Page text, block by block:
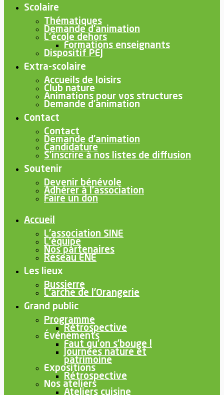
Scolaire
Thématiques
Demande d’animation
L’école dehors
Formations enseignants
Dispositif PEJ
Extra-scolaire
Accueils de loisirs
Club nature
Animations pour vos structures
Demande d’animation
Contact
Contact
Demande d’animation
Candidature
S’inscrire à nos listes de diffusion
Soutenir
Devenir bénévole
Adhérer à l’association
Faire un don
Accueil
L’association SINE
L’équipe
Nos partenaires
Reseau ENE
Les lieux
Bussierre
L’arche de l’Orangerie
Grand public
Programme
Rétrospective
Événements
Faut qu’on s’bouge !
Journées nature et
patrimoine
Expositions
Rétrospective
Nos ateliers
Ateliers cuisine